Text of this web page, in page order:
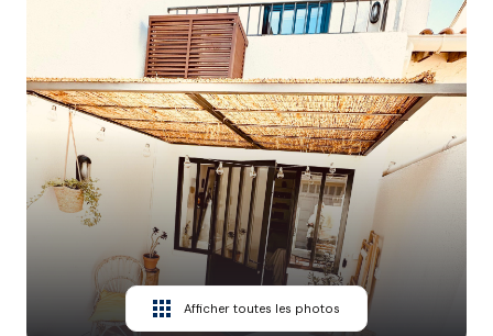
Afficher toutes les photos